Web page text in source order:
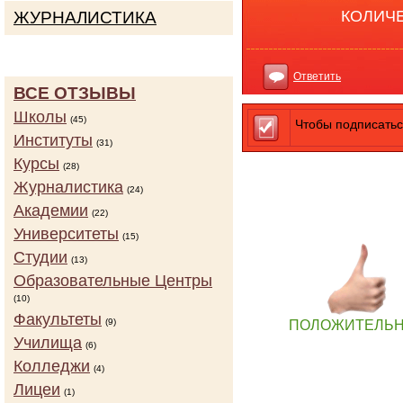
Ответить
Чтобы
ЖУРНАЛИСТИКА
ВСЕ ОТЗЫВЫ
Школы (45)
Институты (31)
Курсы (28)
Журналистика (24)
Академии (22)
Университеты (15)
Студии (13)
Образовательные Центры
(10)
Факультеты (9)
Училища (6)
Колледжи (4)
Лицеи (1)